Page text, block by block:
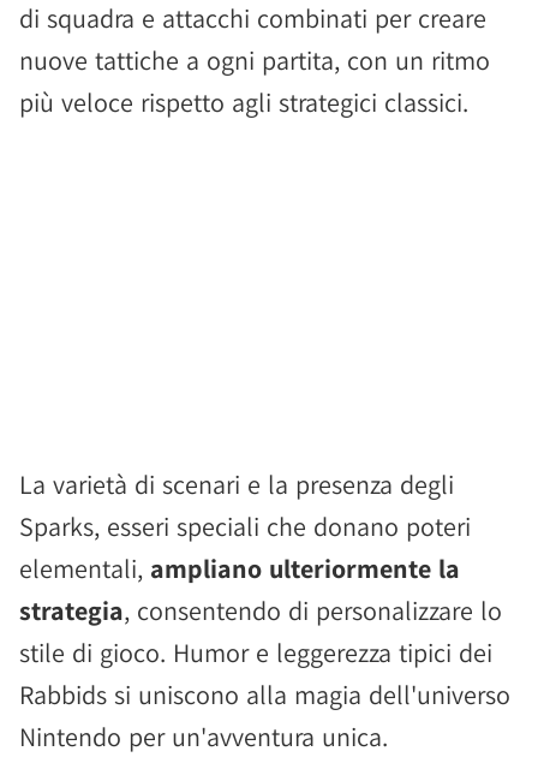
di squadra e attacchi combinati per creare
nuove tattiche a ogni partita, con un ritmo
più veloce rispetto agli strategici classici.
La varietà di scenari e la presenza degli
Sparks, esseri speciali che donano poteri
elementali, ampliano ulteriormente la
strategia, consentendo di personalizzare lo
stile di gioco. Humor e leggerezza tipici dei
Rabbids si uniscono alla magia dell'universo
Nintendo per un'avventura unica.